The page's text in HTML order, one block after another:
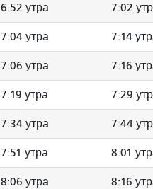
6:52 утра 7:02
7:04 утра 7:14
7:06 утра 7:16
7:19 утра 7:29
7:34 утра 7:44
7:51 утра 8:01
8:06 утра 8:16